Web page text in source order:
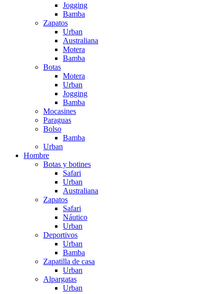
Jogging
Bamba
Zapatos
Urban
Australiana
Motera
Bamba
Botas
Motera
Urban
Jogging
Bamba
Mocasines
Paraguas
Bolso
Bamba
Urban
Hombre
Botas y botines
Safari
Urban
Australiana
Zapatos
Safari
Náutico
Urban
Deportivos
Urban
Bamba
Zapatilla de casa
Urban
Alpargatas
Urban